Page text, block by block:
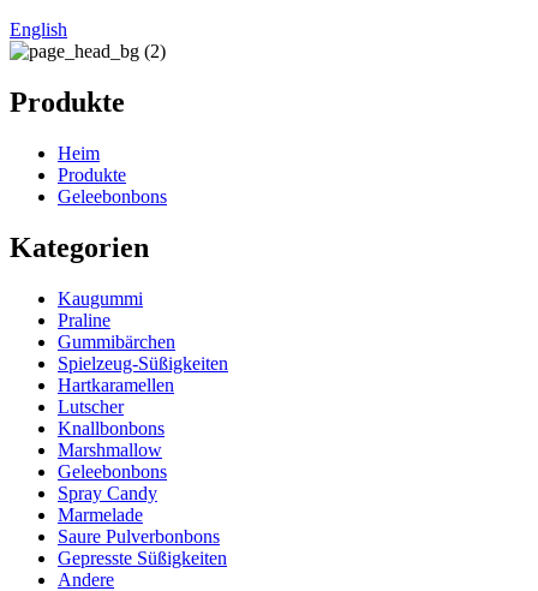
English
Produkte
Heim
Produkte
Geleebonbons
Kategorien
Kaugummi
Praline
Gummibärchen
Spielzeug-Süßigkeiten
Hartkaramellen
Lutscher
Knallbonbons
Marshmallow
Geleebonbons
Spray Candy
Marmelade
Saure Pulverbonbons
Gepresste Süßigkeiten
Andere